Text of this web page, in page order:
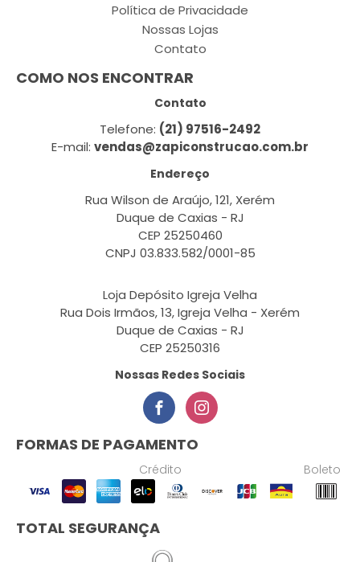
Política de Privacidade
Nossas Lojas
Contato
COMO NOS ENCONTRAR
Contato
Telefone: (21) 97516-2492
E-mail: vendas@zapiconstrucao.com.br
Endereço
Rua Wilson de Araújo, 121, Xerém
Duque de Caxias - RJ
CEP 25250460
CNPJ 03.833.582/0001-85
Loja Depósito Igreja Velha
Rua Dois Irmãos, 13, Igreja Velha - Xerém
Duque de Caxias - RJ
CEP 25250316
Nossas Redes Sociais
FORMAS DE PAGAMENTO
Crédito Boleto
TOTAL SEGURANÇA